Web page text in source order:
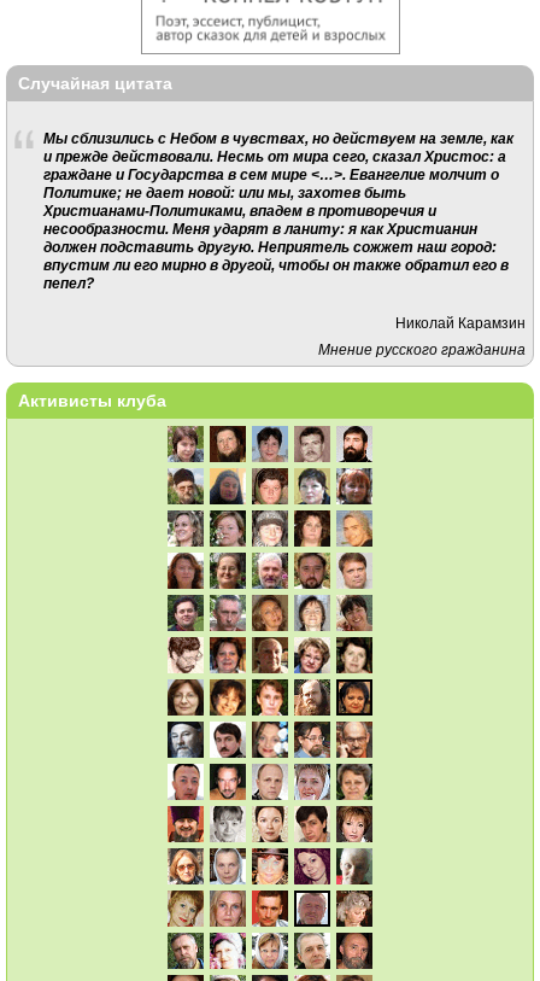
Случайная цитата
Мы сблизились с Небом в чувствах, но действуем на земле, как
и прежде действовали. Несмь от мира сего, сказал Христос: а
граждане и Государства в сем мире <…>. Евангелие молчит о
Политике; не дает новой: или мы, захотев быть
Христианами-Политиками, впадем в противоречия и
несообразности. Меня ударят в ланиту: я как Христианин
должен подставить другую. Неприятель сожжет наш город:
впустим ли его мирно в другой, чтобы он также обратил его в
пепел?
Николай Карамзин
Мнение русского гражданина
Активисты клуба